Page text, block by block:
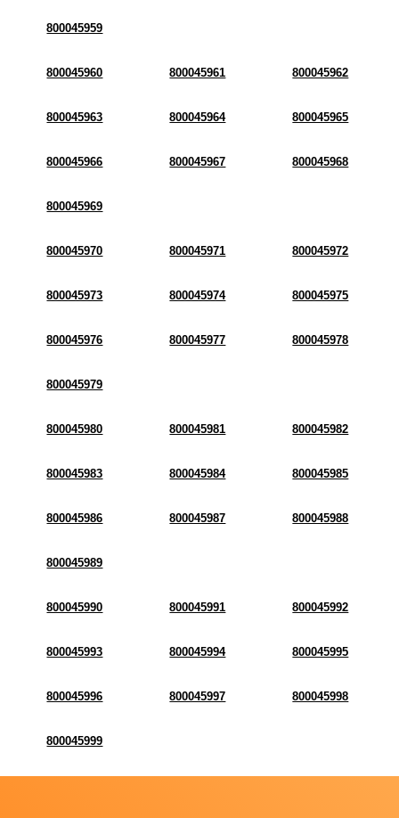
800045959
800045960 800045961 800045962
800045963 800045964 800045965
800045966 800045967 800045968
800045969
800045970 800045971 800045972
800045973 800045974 800045975
800045976 800045977 800045978
800045979
800045980 800045981 800045982
800045983 800045984 800045985
800045986 800045987 800045988
800045989
800045990 800045991 800045992
800045993 800045994 800045995
800045996 800045997 800045998
800045999